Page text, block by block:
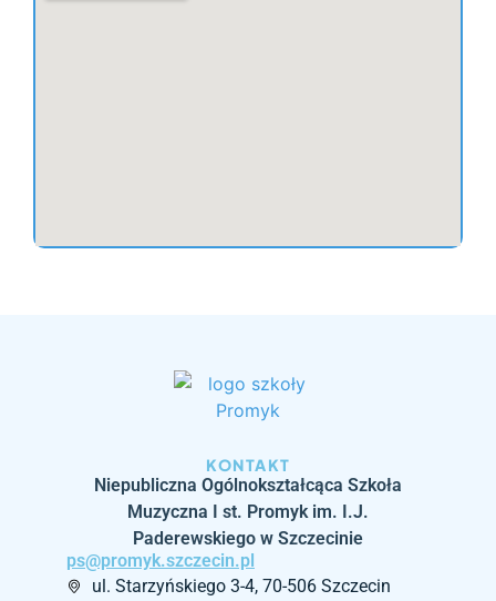
KONTAKT
Niepubliczna Ogólnokształcąca Szkoła
Muzyczna I st. Promyk im. I.J.
Paderewskiego w Szczecinie
ps@promyk.szczecin.pl
ul. Starzyńskiego 3-4, 70-506 Szczecin